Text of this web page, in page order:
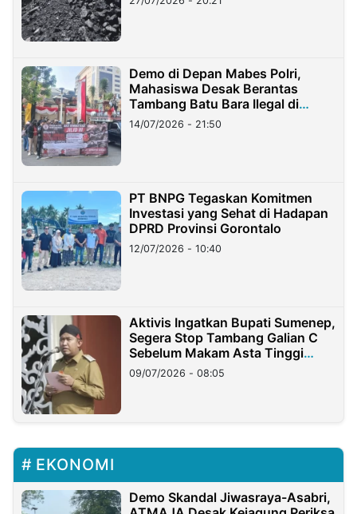
Demo di Depan Mabes Polri,
Mahasiswa Desak Berantas
Tambang Batu Bara Ilegal di
Lampung
14/07/2026 - 21:50
PT BNPG Tegaskan Komitmen
Investasi yang Sehat di Hadapan
DPRD Provinsi Gorontalo
12/07/2026 - 10:40
Aktivis Ingatkan Bupati Sumenep,
Segera Stop Tambang Galian C
Sebelum Makam Asta Tinggi
Longsor
09/07/2026 - 08:05
EKONOMI
Demo Skandal Jiwasraya-Asabri,